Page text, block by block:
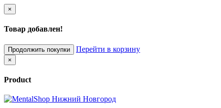
×
Товар добавлен!
Продолжить покупки Перейти в корзину
×
Product